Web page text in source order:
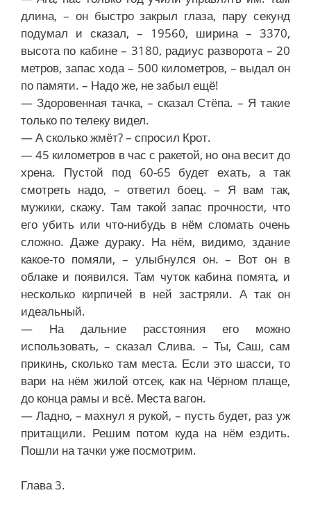
длина, – он быстро закрыл глаза, пару секунд
подумал и сказал, – 19560, ширина – 3370,
высота по кабине – 3180, радиус разворота – 20
метров, запас хода – 500 километров, – выдал он
по памяти. – Надо же, не забыл ещё!
— Здоровенная тачка, – сказал Стёпа. – Я такие
только по телеку видел.
— А сколько жмёт? – спросил Крот.
— 45 километров в час с ракетой, но она весит до
хрена. Пустой под 60-65 будет ехать, а так
смотреть надо, – ответил боец. – Я вам так,
мужики, скажу. Там такой запас прочности, что
его убить или что-нибудь в нём сломать очень
сложно. Даже дураку. На нём, видимо, здание
какое-то помяли, – улыбнулся он. – Вот он в
облаке и появился. Там чуток кабина помята, и
несколько кирпичей в ней застряли. А так он
идеальный.
— На дальние расстояния его можно
использовать, – сказал Слива. – Ты, Саш, сам
прикинь, сколько там места. Если это шасси, то
вари на нём жилой отсек, как на Чёрном плаще,
до конца рамы и всё. Места вагон.
— Ладно, – махнул я рукой, – пусть будет, раз уж
притащили. Решим потом куда на нём ездить.
Пошли на тачки уже посмотрим.
Глава 3.